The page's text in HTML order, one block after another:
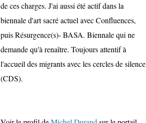
de ces charges. J'ai aussi été actif dans la
biennale d'art sacré actuel avec Confluences,
puis Résurgence(s)- BASA. Biennale qui ne
demande qu'à renaître. Toujours attentif à
l'accueil des migrants avec les cercles de silence
(CDS).